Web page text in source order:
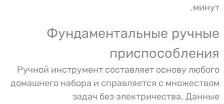
минут.
Фундаментальные ручные
приспособления
Ручной инструмент составляет основу любого
домашнего набора и справляется с множеством
задач без электричества. Данные